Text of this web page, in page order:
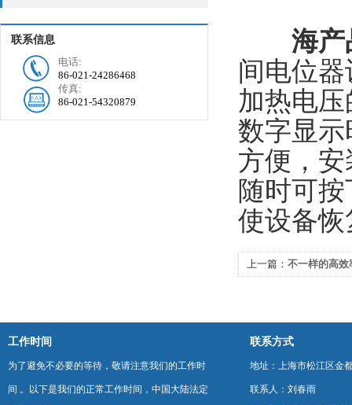
联系信息
电话:
86-021-24286468
传真:
86-021-54320879
海产
间电位
加热电
数字显
方便，
随时可
使设备
上一篇： 不一样的高效
工作时间
为了避免不必要的等待，敬请注意我们的工作时
间 。以下是我们的正常工作时间，中国大陆法定
联系方式
地址：上海市松江区金
联系人：刘春雨